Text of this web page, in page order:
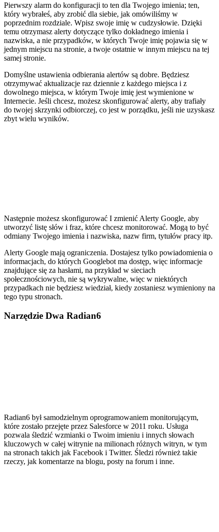
Pierwszy alarm do konfiguracji to ten dla Twojego imienia; ten,
który wybrałeś, aby zrobić dla siebie, jak omówiliśmy w
poprzednim rozdziale. Wpisz swoje imię w cudzysłowie. Dzięki
temu otrzymasz alerty dotyczące tylko dokładnego imienia i
nazwiska, a nie przypadków, w których Twoje imię pojawia się w
jednym miejscu na stronie, a twoje ostatnie w innym miejscu na tej
samej stronie.
Domyślne ustawienia odbierania alertów są dobre. Będziesz
otrzymywać aktualizacje raz dziennie z każdego miejsca i z
dowolnego miejsca, w którym Twoje imię jest wymienione w
Internecie. Jeśli chcesz, możesz skonfigurować alerty, aby trafiały
do twojej skrzynki odbiorczej, co jest w porządku, jeśli nie uzyskasz
zbyt wielu wyników.
Następnie możesz skonfigurować I zmienić Alerty Google, aby
utworzyć listę słów i fraz, które chcesz monitorować. Mogą to być
odmiany Twojego imienia i nazwiska, nazw firm, tytułów pracy itp.
Alerty Google mają ograniczenia. Dostajesz tylko powiadomienia o
informacjach, do których Googlebot ma dostęp, więc informacje
znajdujące się za hasłami, na przykład w sieciach
społecznościowych, nie są wykrywalne, więc w niektórych
przypadkach nie będziesz wiedział, kiedy zostaniesz wymieniony na
tego typu stronach.
Narzędzie Dwa Radian6
Radian6 był samodzielnym oprogramowaniem monitorującym,
które zostało przejęte przez Salesforce w 2011 roku. Usługa
pozwala śledzić wzmianki o Twoim imieniu i innych słowach
kluczowych w całej witrynie na milionach różnych witryn, w tym
na stronach takich jak Facebook i Twitter. Śledzi również takie
rzeczy, jak komentarze na blogu, posty na forum i inne.